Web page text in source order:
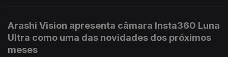
Arashi Vision apresenta câmara Insta360 Luna
Ultra como uma das novidades dos próximos
meses